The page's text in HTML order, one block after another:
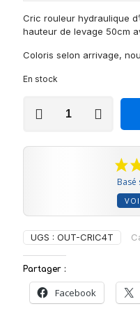
Cric rouleur hydraulique
hauteur de levage 50cm
Coloris selon arrivage,
En stock
Basé
UGS : OUT-CRIC4T
Partager :
Facebook